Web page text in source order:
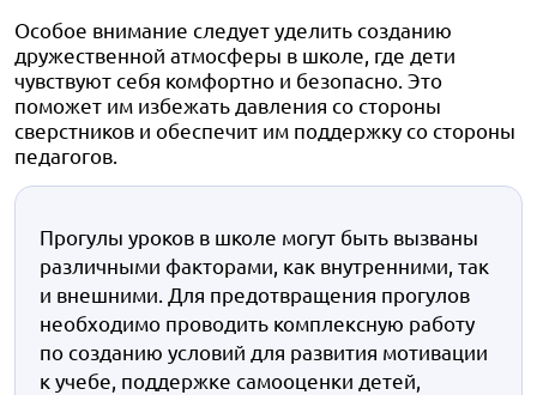
Особое внимание следует уделить созданию
дружественной атмосферы в школе, где дети
чувствуют себя комфортно и безопасно. Это
поможет им избежать давления со стороны
сверстников и обеспечит им поддержку со стороны
педагогов.
Прогулы уроков в школе могут быть вызваны
различными факторами, как внутренними, так
и внешними. Для предотвращения прогулов
необходимо проводить комплексную работу
по созданию условий для развития мотивации
к учебе, поддержке самооценки детей,